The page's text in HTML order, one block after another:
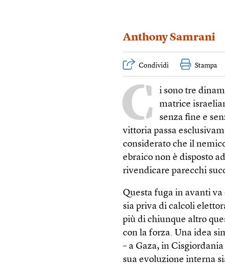
Anthony Samrani
Condividi Stampa
C
i sono tre
matrice
senza fine e
vittoria passa
considerato che il
ebraico non è disposto
rivendicare parecchi
Questa fuga in avanti
sia priva di calcoli
più di chiunque altro
con la forza. Una idea
– a Gaza, in
sua evoluzione interna